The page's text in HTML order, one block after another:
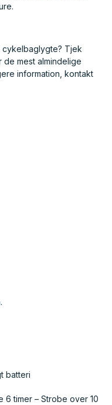
cykelbaglygte? Tjek
mest almindelige
information, kontakt
batteri
6 timer – Strobe over 10